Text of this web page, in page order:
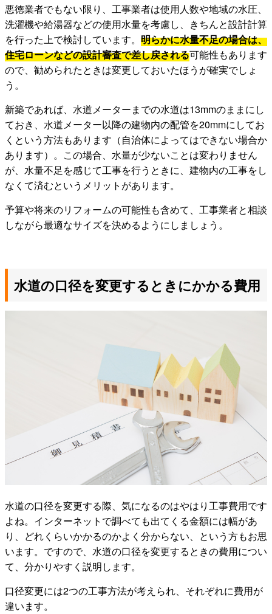
悪徳業者でもない限り、工事業者は使用人数や地域の水圧、
洗濯機や給湯器などの使用水量を考慮し、きちんと設計計算
を行った上で検討しています。 明らかに水量不足の場合は、
住宅ローンなどの設計審査で差し戻される可能性もあります
ので、勧められたときは変更しておいたほうが確実でしょ
う。
新築であれば、水道メーターまでの水道は13mmのままにし
ておき、水道メーター以降の建物内の配管を20mmにしてお
くという方法もあります（自治体によってはできない場合か
あります）。この場合、水量が少ないことは変わりません
が、水量不足を感じて工事を行うときに、建物内の工事をし
なくて済むというメリットがあります。
予算や将来のリフォームの可能性も含めて、工事業者と相談
しながら最適なサイズを決めるようにしましょう。
水道の口径を変更するときにかかる費用
水道の口径を変更する際、気になるのはやはり工事費用です
よね。インターネットで調べても出てくる金額には幅があ
り、どれくらいかかるのかよく分からない、という方もお思
います。ですので、水道の口径を変更するときの費用につい
て、分かりやすく説明します。
口径変更には2つの工事方法が考えられ、それぞれに費用が
違います。